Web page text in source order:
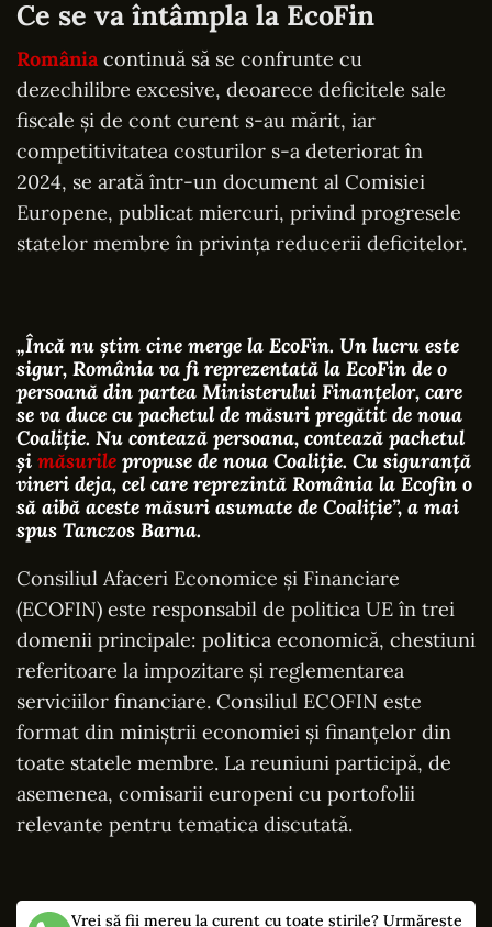
Ce se va întâmpla la EcoFin
Româniacontinuă să se confrunte cu
dezechilibre excesive, deoarece deficitele sale
fiscale și de cont curent s-au mărit, iar
competitivitatea costurilor s-a deteriorat în
2024, se arată într-un document al Comisiei
Europene, publicat miercuri, privind progresele
statelor membre în privința reducerii deficitelor.
„Încă nu știm cine merge la EcoFin. Un lucru este
sigur, România va fi reprezentată la EcoFin de o
persoană din partea Ministerului Finanțelor, care
se va duce cu pachetul de măsuri pregătit de noua
Coaliție. Nu contează persoana, contează pachetul
și măsurile propuse de noua Coaliție. Cu siguranță
vineri deja, cel care reprezintă România la Ecofin o
să aibă aceste măsuri asumate de Coaliție”, a mai
spus Tanczos Barna.
Consiliul Afaceri Economice și Financiare
(ECOFIN) este responsabil de politica UE în trei
domenii principale: politica economică, chestiuni
referitoare la impozitare și reglementarea
serviciilor financiare. Consiliul ECOFIN este
format din miniștrii economiei și finanțelor din
toate statele membre. La reuniuni participă, de
asemenea, comisarii europeni cu portofolii
relevante pentru tematica discutată.
Vrei să fii mereu la curent cu toate știrile? Urmărește